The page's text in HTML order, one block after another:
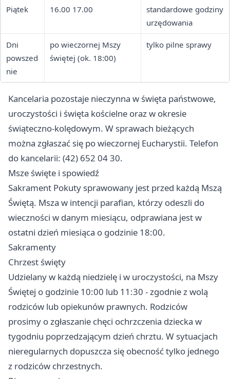
Piątek 16.00 17.00
standardowe godziny
urzędowania
Dni
powszed
nie
po wieczornej Mszy
świętej (ok. 18:00)
tylko pilne sprawy
Kancelaria pozostaje nieczynna w święta państwowe,
uroczystości i święta kościelne oraz w okresie
świąteczno-kolędowym. W sprawach bieżących
można zgłaszać się po wieczornej Eucharystii. Telefon
do kancelarii: (42) 652 04 30.
Msze święte i spowiedź
Sakrament Pokuty sprawowany jest przed każdą Mszą
Świętą. Msza w intencji parafian, którzy odeszli do
wieczności w danym miesiącu, odprawiana jest w
ostatni dzień miesiąca o godzinie 18:00.
Sakramenty
Chrzest święty
Udzielany w każdą niedzielę i w uroczystości, na Mszy
Świętej o godzinie 10:00 lub 11:30 - zgodnie z wolą
rodziców lub opiekunów prawnych. Rodziców
prosimy o zgłaszanie chęci ochrzczenia dziecka w
tygodniu poprzedzającym dzień chrztu. W sytuacjach
nieregularnych dopuszcza się obecność tylko jednego
z rodziców chrzestnych.